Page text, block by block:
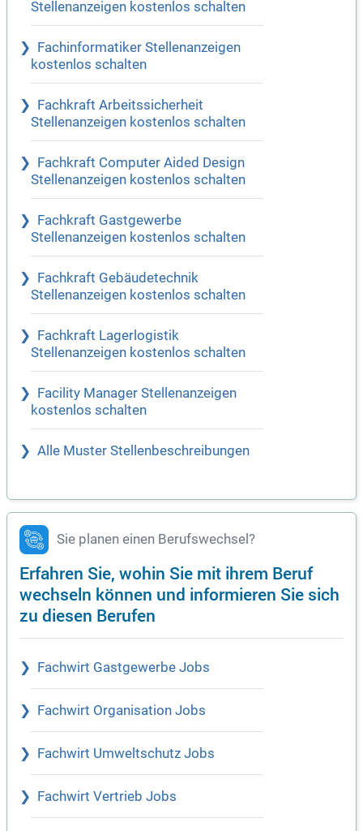
Stellenanzeigen kostenlos schalten
Fachinformatiker Stellenanzeigen
kostenlos schalten
Fachkraft Arbeitssicherheit
Stellenanzeigen kostenlos schalten
Fachkraft Computer Aided Design
Stellenanzeigen kostenlos schalten
Fachkraft Gastgewerbe
Stellenanzeigen kostenlos schalten
Fachkraft Gebäudetechnik
Stellenanzeigen kostenlos schalten
Fachkraft Lagerlogistik
Stellenanzeigen kostenlos schalten
Facility Manager Stellenanzeigen
kostenlos schalten
Alle Muster Stellenbeschreibungen
Sie planen einen Berufswechsel?
Erfahren Sie, wohin Sie mit ihrem Beruf
wechseln können und informieren Sie sich
zu diesen Berufen
Fachwirt Gastgewerbe Jobs
Fachwirt Organisation Jobs
Fachwirt Umweltschutz Jobs
Fachwirt Vertrieb Jobs